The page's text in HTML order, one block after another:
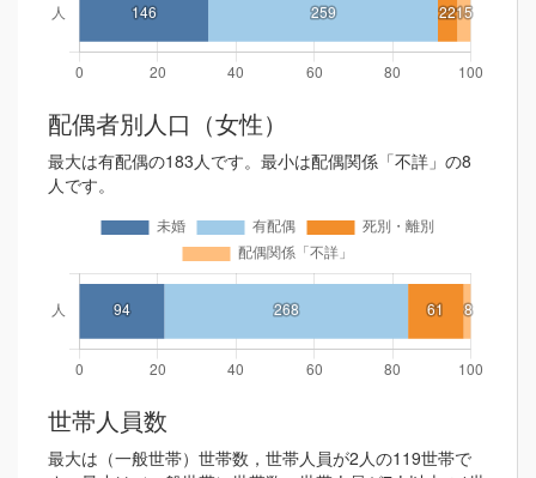
配偶者別人口（女性）
最大は有配偶の183人です。最小は配偶関係「不詳」の8
人です。
世帯人員数
最大は（一般世帯）世帯数，世帯人員が2人の119世帯で